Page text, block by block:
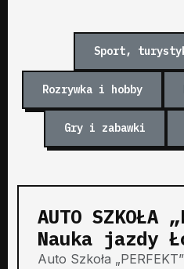
Sport,
Rozrywka i hobby
Gry i zabawki
AUTO SZKOŁA
Nauka jazdy
Auto Szkoła